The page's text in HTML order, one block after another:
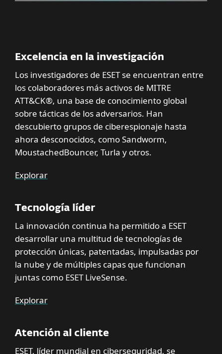
Excelencia en la investigación
Los investigadores de ESET se encuentran entre
los colaboradores más activos de MITRE
ATT&CK®, una base de conocimiento global
sobre tácticas de los adversarios. Han
descubierto grupos de ciberespionaje hasta
ahora desconocidos, como Sandworm,
MoustachedBouncer, Turla y otros.
Explorar
Tecnología líder
La innovación continua ha permitido a ESET
desarrollar una multitud de tecnologías de
protección únicas, patentadas, impulsadas por
la nube y de múltiples capas que funcionan
juntas como ESET LiveSense.
Explorar
Atención al cliente
ESET, líder mundial en ciberseguridad, se